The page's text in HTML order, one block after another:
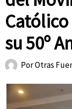
Católico
su 50º
PorOtras